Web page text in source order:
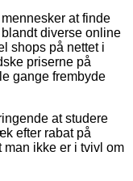
at finde
diverse online
shops på nettet i
priserne på
gange frembyde
at studere
efter rabat på
man ikke er i tvivl om